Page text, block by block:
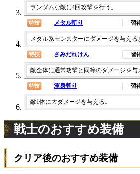
ランダムな敵に4回攻撃を行う。
特技 メタル斬り 習
メタル系モンスターにダメージを与える
特技 さみだれけん 習
敵全体に通常攻撃と同等のダメージを与
特技 渾身斬り 習
敵1体に大ダメージを与える。
戦士のおすすめ装備
クリア後のおすすめ装備